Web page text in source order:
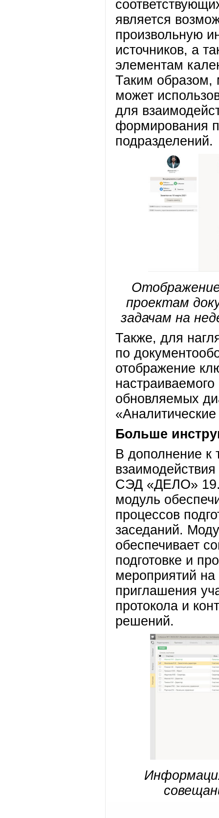
является
произвольную
источников, а
элементам
Таким образом,
может
для
формирования
подразделений.
проектам
задачам на
Также, для
по
отображение
обновляемых
Больше
В дополнение к
СЭД «ДЕЛО»
модуль
процессов
заседаний.
обеспечивает
подготовке и
мероприятий на
приглашения
протокола и
решений.